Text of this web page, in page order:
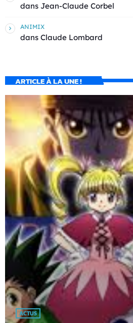
dans Jean-Claude Corbel
ANIMIX
dans Claude Lombard
ARTICLE À LA UNE !
ACTUS